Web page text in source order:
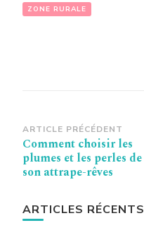
ZONE RURALE
Navigation
d’article
ARTICLE PRÉCÉDENT
Comment choisir les
plumes et les perles de
son attrape-rêves
ARTICLES RÉCENTS